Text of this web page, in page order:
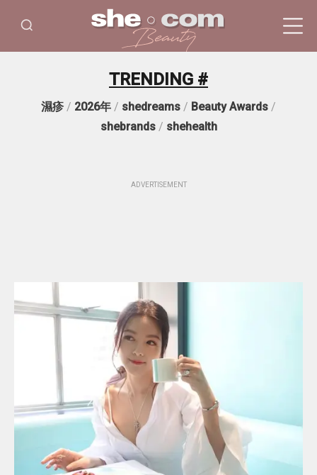
TRENDING #
濕疹 / 2026年 / shedreams / Beauty Awards /
shebrands/ shehealth
ADVERTISEMENT